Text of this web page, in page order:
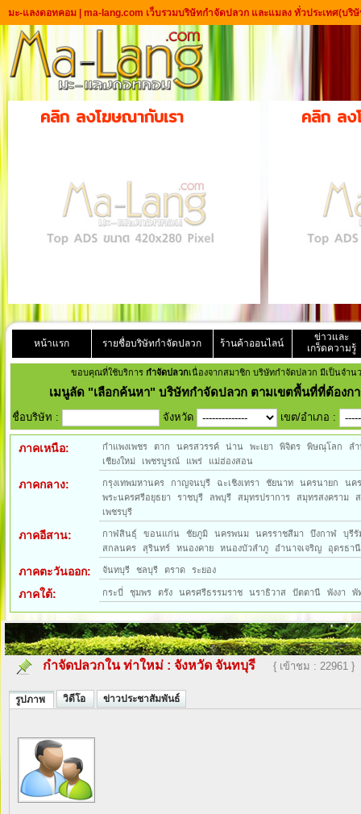
มะ-แลงดอทคอม | ma-lang.com เว็บรวมบริษัทกำจัดปลวก และแมลง ทั่วประเทศ(บริ
คลิก ลงโฆษณากับเรา คลิก ลง
หน้าแรก รายชื่อบริษัทกำจัดปลวก ร้านค้าออนไลน์
ข่าวและ
เกร็ดความรู้
ขอบคุณที่ใช้บริการ กำจัดปลวกเนื่องจากสมาชิก บริษัทกำจัดปลวก มีเป็นจำ
เมนูลัด "เลือกค้นหา" บริษัทกำจัดปลวก ตามเขตพื้นที่ที่ต้องก
ชื่อบริษัท : จังหวัด เขต/อำเภอ :
ภาคเหนือ: กำแพงเพชร ตาก นครสวรรค์ น่าน พะเยา พิจิตร พิษณุโลก
ลำ
เชียงใหม่
เพชรบูรณ์ แพร่ แม่ฮ่องสอน
ภาคกลาง: กรุงเทพมหานคร กาญจนบุรี ฉะเชิงเทรา ชัยนาท นครนายก
นค
พระนครศรีอยุธยา
ราชบุรี ลพบุรี สมุทรปราการ สมุทรสงคราม
เพชรบุรี
ภาคอีสาน: กาฬสินธุ์ ขอนแก่น ชัยภูมิ นครพนม นครราชสีมา บึงกาฬ
บุรีรั
สกลนคร
สุรินทร์ หนองคาย หนองบัวลำภู อำนาจเจริญ อุดรธานี
ภาคตะวันออก: จันทบุรี ชลบุรี ตราด ระยอง
ภาคใต้: กระบี่ ชุมพร ตรัง นครศรีธรรมราช นราธิวาส ปัตตานี พังงา พั
กำจัดปลวกใน ท่าใหม่ : จังหวัด จันทบุรี { เข้าชม : 22961 }
รูปภาพ วิดีโอ ข่าวประชาสัมพันธ์